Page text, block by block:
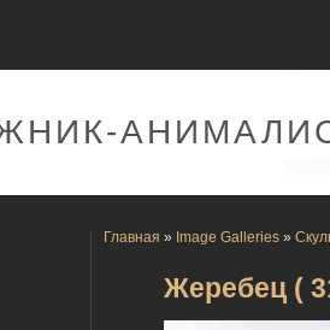
Главная » Image Galleries »
Жеребец (